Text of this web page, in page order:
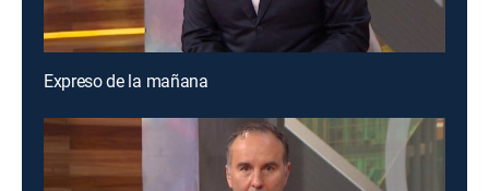
Expreso de la mañana